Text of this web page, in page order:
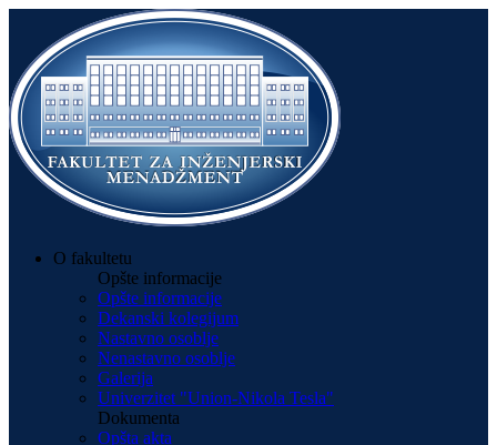
O fakultetu
Opšte informacije
Opšte informacije
Dekanski kolegijum
Nastavno osoblje
Nenastavno osoblje
Galerija
Univerzitet "Union-Nikola Tesla"
Dokumenta
Opšta akta